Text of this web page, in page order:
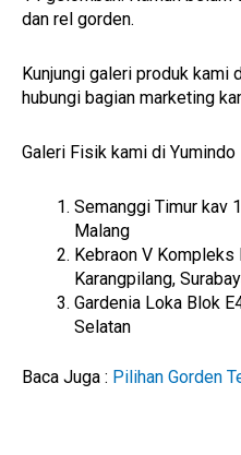
dan rel gorden.
Kunjungi galeri produk kami
hubungi bagian marketing
Galeri Fisik kami di Yumindo
Semanggi Timur kav
Malang
Kebraon V Kompleks
Karangpilang,
Gardenia Loka Blok
Selatan
Baca Juga : Pilihan Gorden